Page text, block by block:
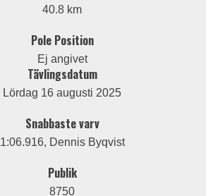
40.8 km
Pole Position
Ej angivet
Tävlingsdatum
Lördag 16 augusti 2025
Snabbaste varv
1:06.916, Dennis Byqvist
Publik
8750